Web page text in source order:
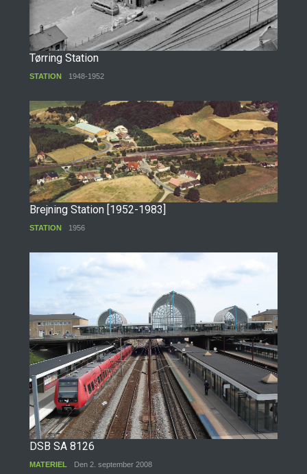
Tørring Station
STATION 1948-1952
Brejning Station [1952-1983]
STATION 1956
DSB SA 8126
MATERIEL Den 2. september 2008